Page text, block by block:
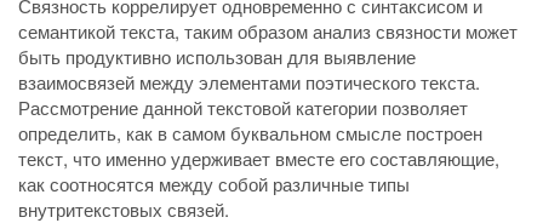
Связность коррелирует одновременно с синтаксисом и
семантикой текста, таким образом анализ связности может
быть продуктивно использован для выявление
взаимосвязей между элементами поэтического текста.
Рассмотрение данной текстовой категории позволяет
определить, как в самом буквальном смысле построен
текст, что именно удерживает вместе его составляющие,
как соотносятся между собой различные типы
внутритекстовых связей.